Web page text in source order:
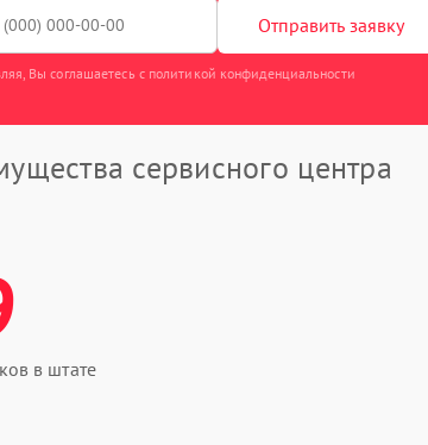
Отправить заявку
Вы соглашаетесь с политикой конфиденциальности
сервисного центра
в штате